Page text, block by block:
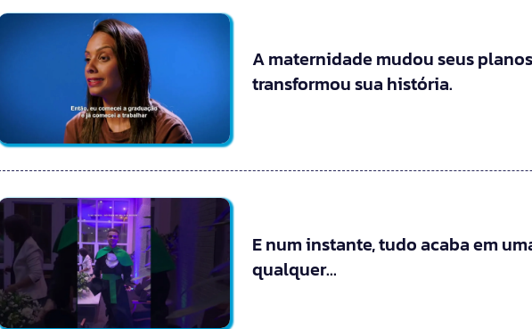
A maternidade mudou seus
transformou sua história.
E num instante, tudo acaba em
qualquer…